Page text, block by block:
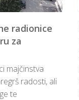
radionice
za
majčinstva
radosti, ali
te